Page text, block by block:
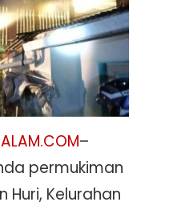
–
permukiman
Huri, Kelurahan